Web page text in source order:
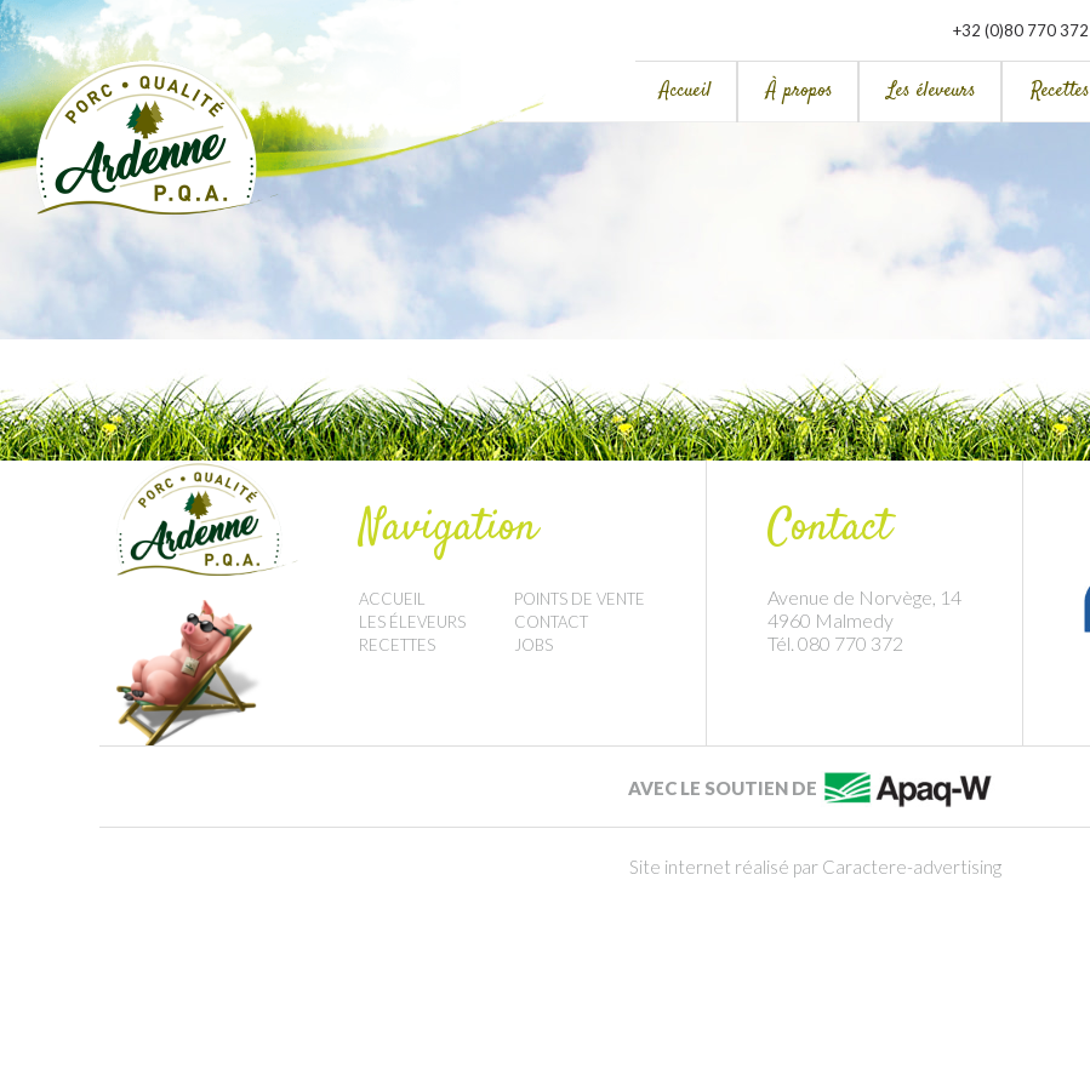
+32 (0)80 770 372
Accueil À propos Les éleveurs Recettes
Navigation
ACCUEIL
LES ÉLEVEURS
RECETTES
POINTS DE VENTE
CONTACT
JOBS
Contact
Avenue de Norvège, 14
4960 Malmedy
Tél. 080 770 372
AVEC LE SOUTIEN DE
Site internet réalisé par Caractere-advertising